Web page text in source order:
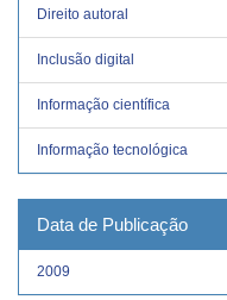
Direito autoral
Inclusão digital
Informação científica
Informação tecnológica
Data de Publicação
2009